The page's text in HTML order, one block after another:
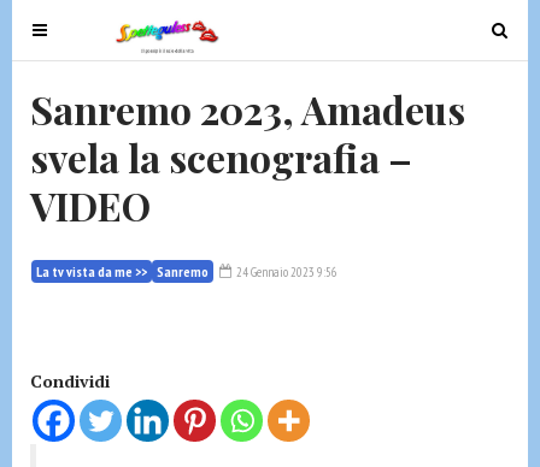
T
o
g
e
n
v
i
t
o
T
o
Sanremo 2023, Amadeus
svela la scenografia –
VIDEO
La tv vista da me >> Sanremo 24 Gennaio 2023 9:56
Condividi